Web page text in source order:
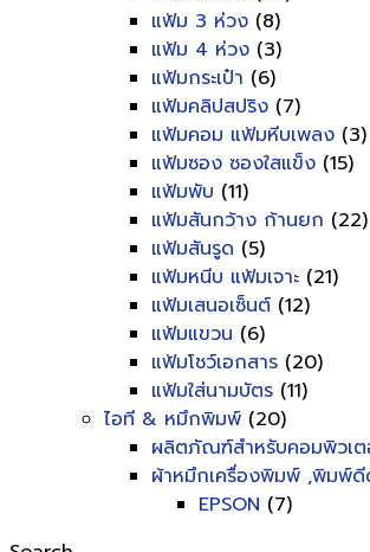
แฟ้ม 3 ห่วง (8)
แฟ้ม 4 ห่วง (3)
แฟ้มกระเป๋า (6)
แฟ้มคลิปสปริง (7)
แฟ้มคอม แฟ้มหีบเพลง (3)
แฟ้มซอง ซองใสแข็ง (15)
แฟ้มพับ (11)
แฟ้มสันกว้าง ก้านยก (22)
แฟ้มสันรูด (5)
แฟ้มหนีบ แฟ้มเจาะ (21)
แฟ้มเสนอเซ็นต์ (12)
แฟ้มแขวน (6)
แฟ้มโชว์เอกสาร (20)
แฟ้มใส่นามบัตร (11)
ไอที & หมึกพิมพ์ (20)
ผลิตภัณฑ์สำหรับคอมพิวเต
ผ้าหมึกเครื่องพิมพ์ ,พิมพ์
EPSON (7)